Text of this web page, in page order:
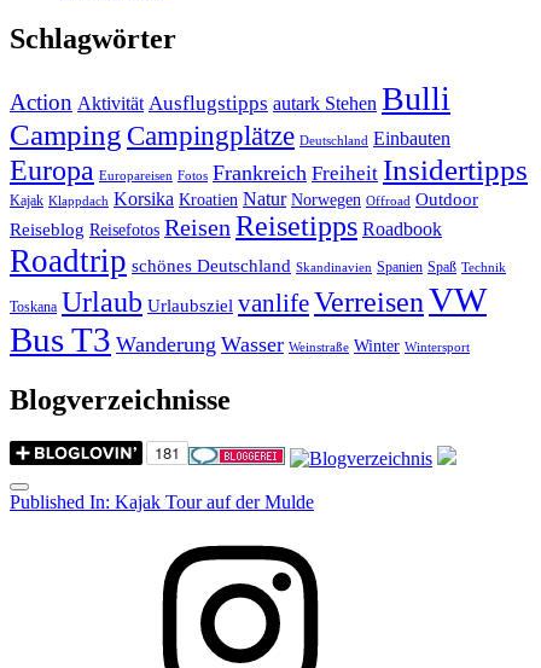
Schlagwörter
Action Aktivität Ausflugstipps autark Stehen Bulli
Camping Campingplätze Deutschland Einbauten
Europa Europareisen Fotos Frankreich Freiheit Insidertipps
Kajak Klappdach Korsika Kroatien Natur Norwegen Offroad Outdoor
Reiseblog Reisefotos ReisenReisetipps Roadbook
Roadtrip schönes Deutschland Skandinavien Spanien Spaß Technik
Toskana Urlaub Urlaubsziel vanlifeVerreisenVW
Bus T3 Wanderung Wasser Weinstraße Winter Wintersport
Blogverzeichnisse
Menu
Post
Published In: Kajak Tour auf der Mulde